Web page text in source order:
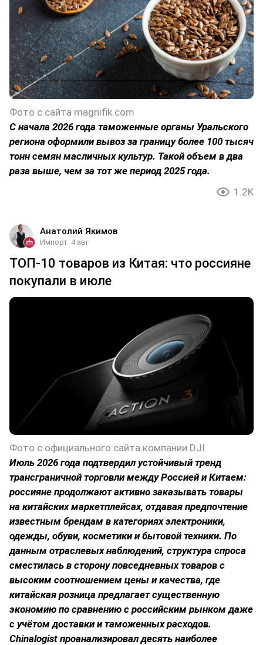
Фото с сайта magnifik.com
С начала 2026 года таможенные органы Уральского
региона оформили вывоз за границу более 100 тысяч
тонн семян масличных культур. Такой объем в два
раза выше, чем за тот же период 2025 года.
1.2K
Анатолий Якимов
Импорт 4 авг
ТОП-10 товаров из Китая: что россияне
покупали в июле
Фото с официального сайта компании DJI
Июль 2026 года подтвердил устойчивый тренд
трансграничной торговли между Россией и Китаем:
россияне продолжают активно заказывать товары
на китайских маркетплейсах, отдавая предпочтение
известным брендам в категориях электроники,
одежды, обуви, косметики и бытовой техники. По
данным отраслевых наблюдений, структура спроса
сместилась в сторону повседневных товаров с
высоким соотношением цены и качества, где
китайская розница предлагает существенную
экономию по сравнению с российским рынком даже
с учётом доставки и таможенных расходов.
Chinalogist проанализировал десять наиболее